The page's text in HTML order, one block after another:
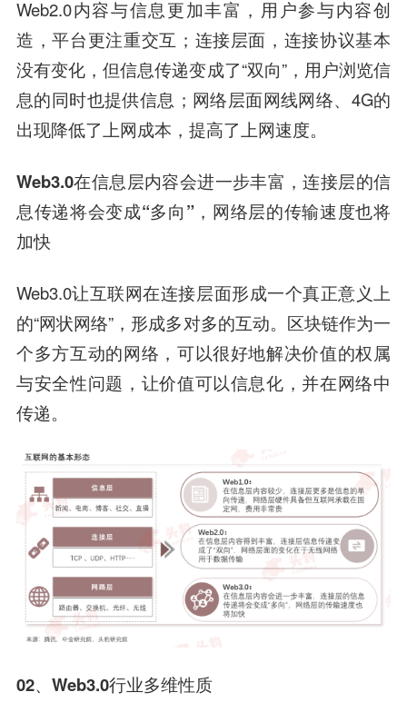
Web2.0内容与信息更加丰富，用户参与内容创
造，平台更注重交互；连接层面，连接协议基本
没有变化，但信息传递变成了“双向”，用户浏览信
息的同时也提供信息；网络层面网线网络、4G的
出现降低了上网成本，提高了上网速度。
Web3.0在信息层内容会进一步丰富，连接层的信
息传递将会变成“多向”，网络层的传输速度也将
加快
Web3.0让互联网在连接层面形成一个真正意义上
的“网状网络”，形成多对多的互动。区块链作为一
个多方互动的网络，可以很好地解决价值的权属
与安全性问题，让价值可以信息化，并在网络中
传递。
02、 Web3.0行业多维性质